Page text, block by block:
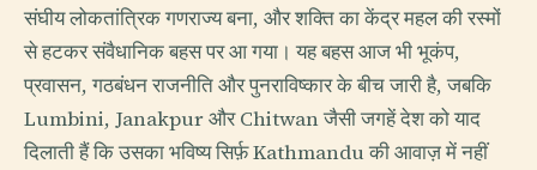
संघीय लोकतांत्रिक गणराज्य बना, और शक्ति का केंद्र महल की रस्मों
से हटकर संवैधानिक बहस पर आ गया। यह बहस आज भी भूकंप,
प्रवासन, गठबंधन राजनीति और पुनराविष्कार के बीच जारी है, जबकि
Lumbini, Janakpur और Chitwan जैसी जगहें देश को याद
दिलाती हैं कि उसका भविष्य सिर्फ़ Kathmandu की आवाज़ में नहीं